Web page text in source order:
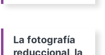
La fotografía
reduccional, la